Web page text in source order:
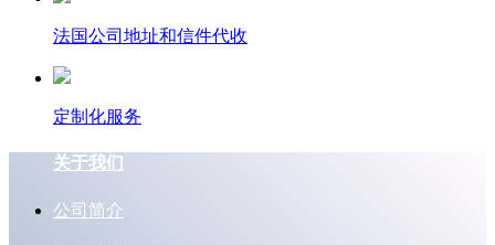
法国公司地址和信件代收
定制化服务
关于我们
公司简介